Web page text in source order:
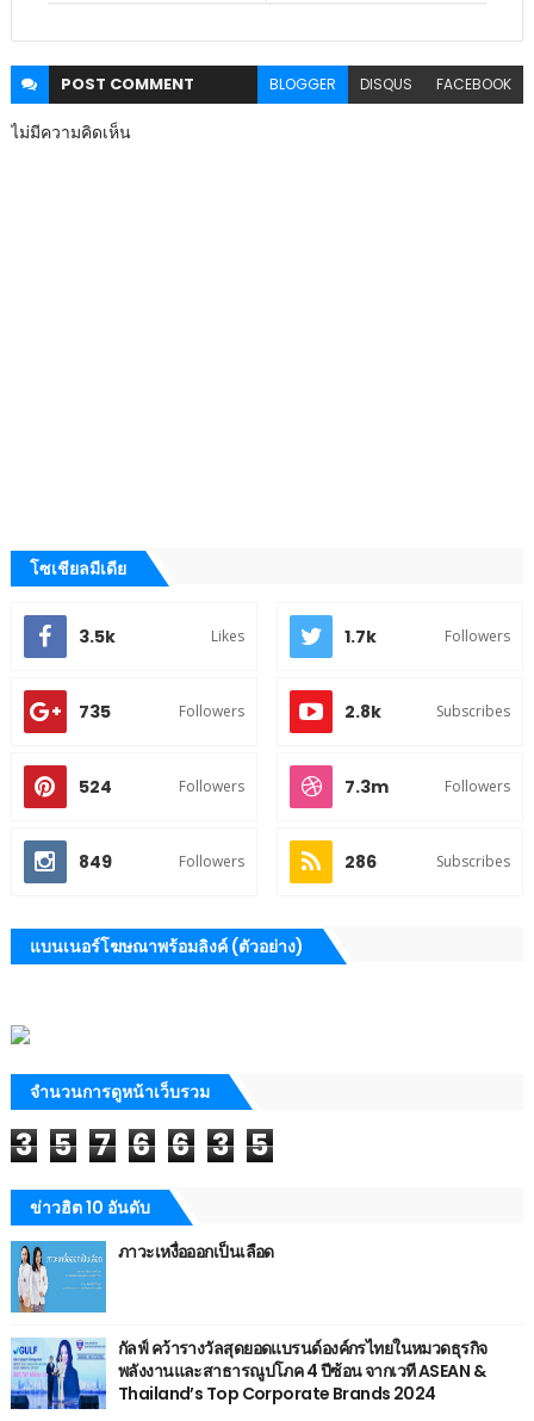
POST COMMENT BLOGGER DISQUS FACEBOOK
ไม่มีความคิดเห็น
โซเชียลมีเดีย
3.5k Likes 1.7k Followers
735 Followers 2.8k Subscribes
524 Followers 7.3m Followers
849 Followers 286 Subscribes
แบนเนอร์โฆษณาพร้อมลิงค์ (ตัวอย่าง)
จำนวนการดูหน้าเว็บรวม
3 5 7 6 6 3 5
ข่าวฮิต 10 อันดับ
ภาวะเหงื่อออกเป็นเลือด
กัลฟ์ คว้ารางวัลสุดยอดแบรนด์องค์กรไทยในหมวดธุรกิจ
พลังงานและสาธารณูปโภค 4 ปีซ้อน จากเวที ASEAN &
Thailand’s Top Corporate Brands 2024